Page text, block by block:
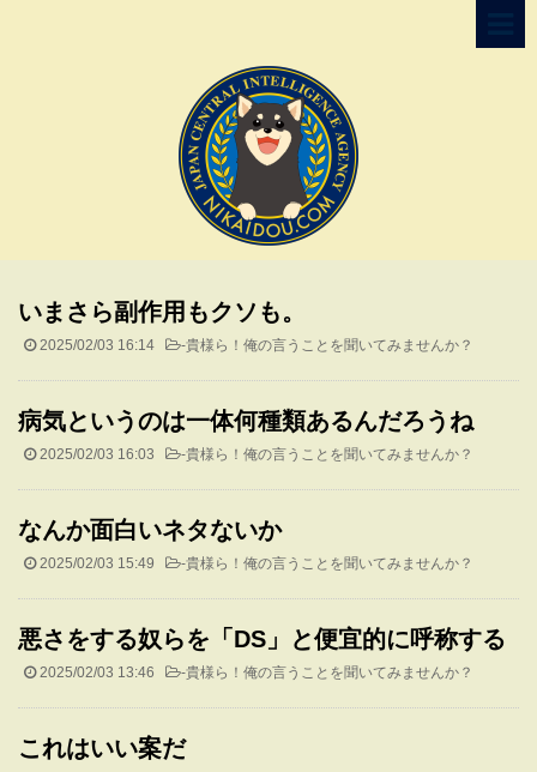
いまさら副作用もクソも。
2025/02/03 16:14 -貴様ら！俺の言うことを聞いてみませんか？
病気というのは一体何種類あるんだろうね
2025/02/03 16:03 -貴様ら！俺の言うことを聞いてみませんか？
なんか面白いネタないか
2025/02/03 15:49 -貴様ら！俺の言うことを聞いてみませんか？
悪さをする奴らを「DS」と便宜的に呼称する
2025/02/03 13:46 -貴様ら！俺の言うことを聞いてみませんか？
これはいい案だ